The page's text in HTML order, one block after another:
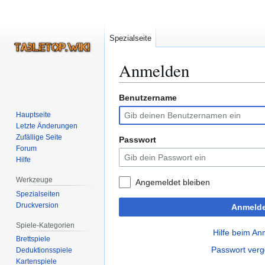
Anmelden
Zur
Navigation
springen
Zur
Suche
springen
Benutzername
Passwort
Angemeldet bleiben
Hilfe beim
Passwort
Spezialseite
Hauptseite
Letzte Änderungen
Zufällige Seite
Forum
Hilfe
Werkzeuge
Spezialseiten
Druckversion
Spiele-Kategorien
Brettspiele
Deduktionsspiele
Kartenspiele